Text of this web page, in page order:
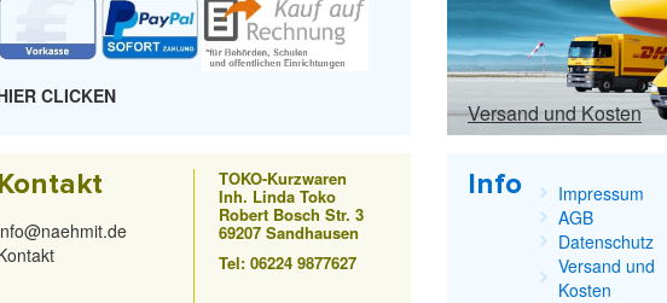
CLICKEN
Versand und Kosten
Kontakt TOKO-Kurzwaren
Inh. Linda Toko
Robert Bosch Str. 3
69207 Sandhausen
Tel: 06224 9877627
Info
Impressum
AGB
Datenschutz
Versand und
Kosten